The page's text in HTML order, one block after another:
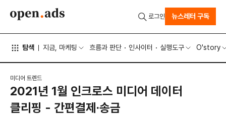
탐색 지금, 마케팅 흐름과 판단 인사이터 실행도구 O'story
로그인 뉴스레터 구독
미디어 트렌드
2021년 1월 인크로스 미디어 데이터
클리핑 - 간편결제·송금